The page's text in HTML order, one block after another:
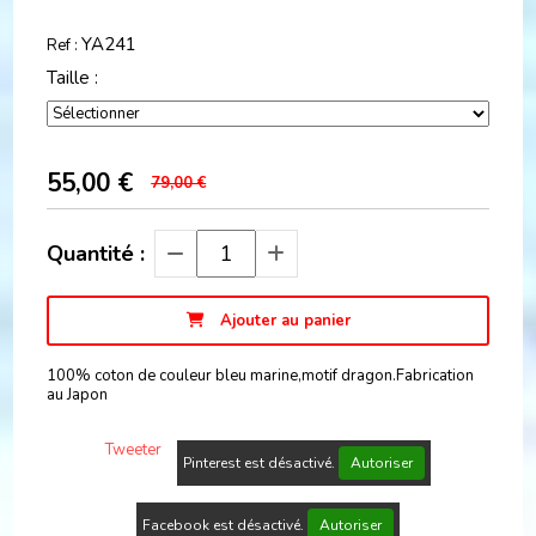
Ref : YA241
Taille :
55,00 € 79,00 €
Quantité :
Ajouter au panier
100% coton de couleur bleu marine,motif dragon.Fabrication
au Japon
Tweeter
Pinterest est désactivé. Autoriser
Facebook est désactivé. Autoriser